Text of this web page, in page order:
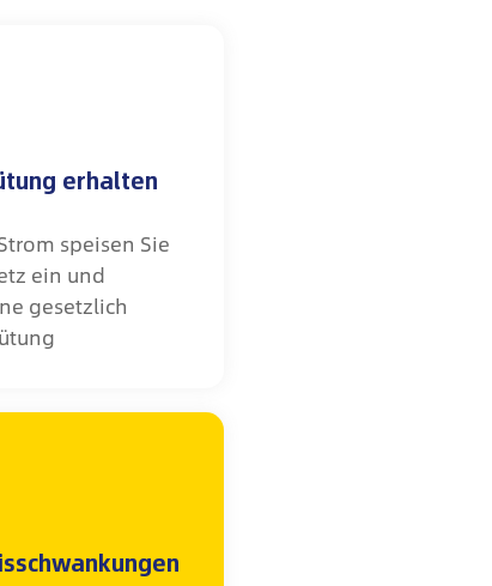
erhalten
speisen Sie
ein und
gesetzlich